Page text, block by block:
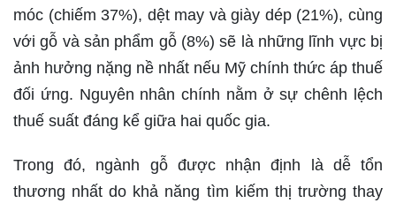
móc (chiếm 37%), dệt may và giày dép (21%), cùng
với gỗ và sản phẩm gỗ (8%) sẽ là những lĩnh vực bị
ảnh hưởng nặng nề nhất nếu Mỹ chính thức áp thuế
đối ứng. Nguyên nhân chính nằm ở sự chênh lệch
thuế suất đáng kể giữa hai quốc gia.
Trong đó, ngành gỗ được nhận định là dễ tổn
thương nhất do khả năng tìm kiếm thị trường thay